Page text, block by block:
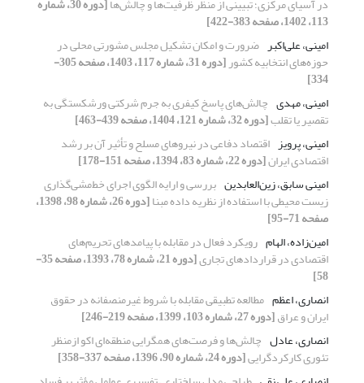
113، 1402، صفحه 383-422]
امینی، علی‌اکبر ضرورت و امکان تشکیل مجلس مشورتی محلی در
حوزه‌های انتخابیه کشور [دوره 31، شماره 117، 1403، صفحه 305-
334]
امینی، مهدی چالش‌های پاسخ کیفری به جرم شرکتی ورشکستگی به
تقصیر یا تقلب[دوره 32، شماره 121، 1404، صفحه 439-463]
امینی، پرویز اقتصاد دفاعی در نیروهای مسلح و تأثیر آن بر رشد
اقتصادی ایران[دوره 22، شماره 83، 1394، صفحه 151-178]
امینی سابق، زین‌العابدین بررسی و ارایه الگوی اجرای خط‌مشی‌گذاری
زیست محیطی با استفاده از نظریه داده مبنا [دوره 26، شماره 98، 1398،
صفحه 71-95]
امین‌زاده، الهام رویکرد فعال در مقابله با پیامدهای تحریم‌های
اقتصادی در قراردادهای تجاری [دوره 21، شماره 78، 1393، صفحه 35-
58]
انصاری، اعظم مطالعه تطبیقی مقابله با شروط غیرمنصفانه در حقوق
ایران و عراق[دوره 27، شماره 103، 1399، صفحه 219-246]
انصاری، عادل چالش‌ها و فرصت‌های همگرایی منطقه‌ای اکو ازمنظر
تئوری کارکردگرایی[دوره 24، شماره 90، 1396، صفحه 337-358]